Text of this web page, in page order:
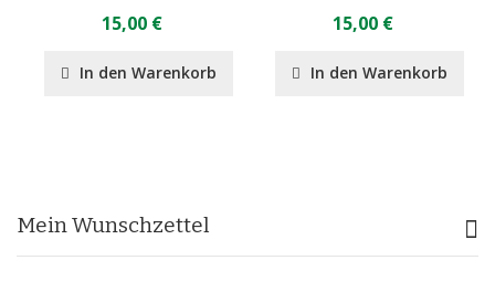
15,00 €
In den Warenkorb
15,00 €
In den Warenkorb
Mein Wunschzettel